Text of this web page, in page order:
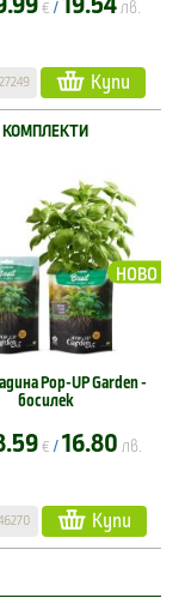
€ / лв.
Купи
НОВО
КОМПЛЕКТИ
Pop-UP Garden -
босилек
€ / 16.80 лв.
Купи